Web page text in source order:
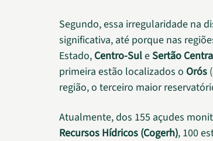
Segundo, essa irregularidade na
significativa, até porque nas
Estado, Centro-Sule Sertão
primeira estão localizados o Orós
região, o terceiro maior
Atualmente, dos 155 açudes
Recursos Hídricos (Cogerh), 100